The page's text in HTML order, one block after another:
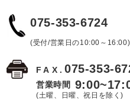
075-353-6724
(受付/営業日の10:00～16:00)
FAX.075-353-
営業時間
(土曜、日曜、祝日を除く)